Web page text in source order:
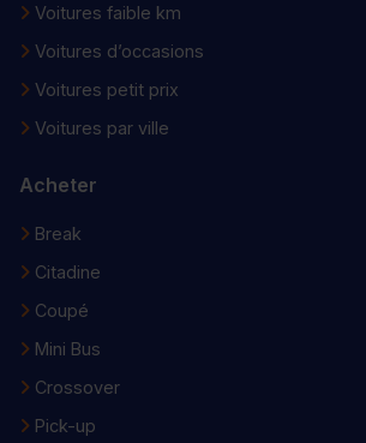
Voitures faible km
Voitures d’occasions
Voitures petit prix
Voitures par ville
Acheter
Break
Citadine
Coupé
Mini Bus
Crossover
Pick-up